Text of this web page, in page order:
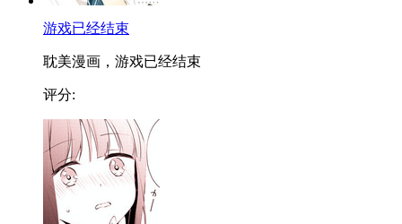
游戏已经结束
耽美漫画，游戏已经结束
评分: